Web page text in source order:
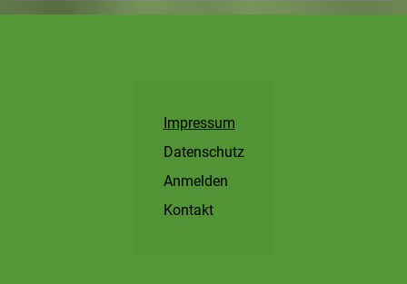
Impressum
Datenschutz
Anmelden
Kontakt